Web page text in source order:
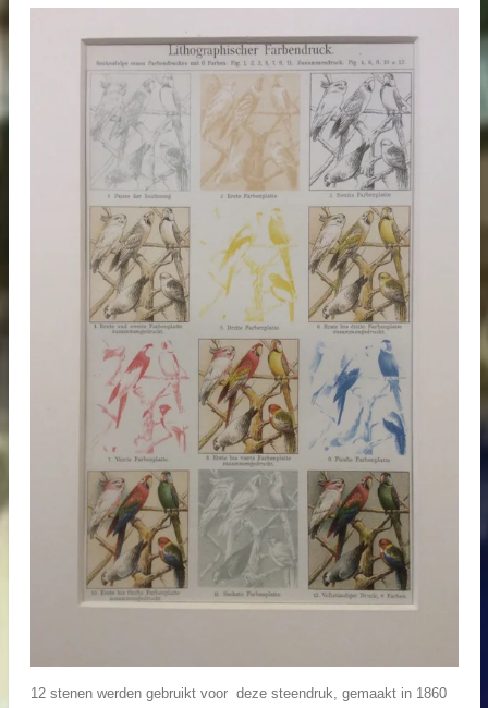
12 stenen werden gebruikt voor deze steendruk, gemaakt in 1860